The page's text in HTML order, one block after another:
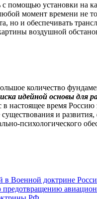
помощью установки на
момент времени не
но и обеспечивать
воздушной
количество
идейной основы для
в настоящее время
существования и
психологического
в Военной доктрине